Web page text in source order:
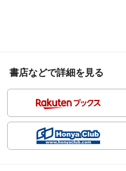
書店などで詳細を見る